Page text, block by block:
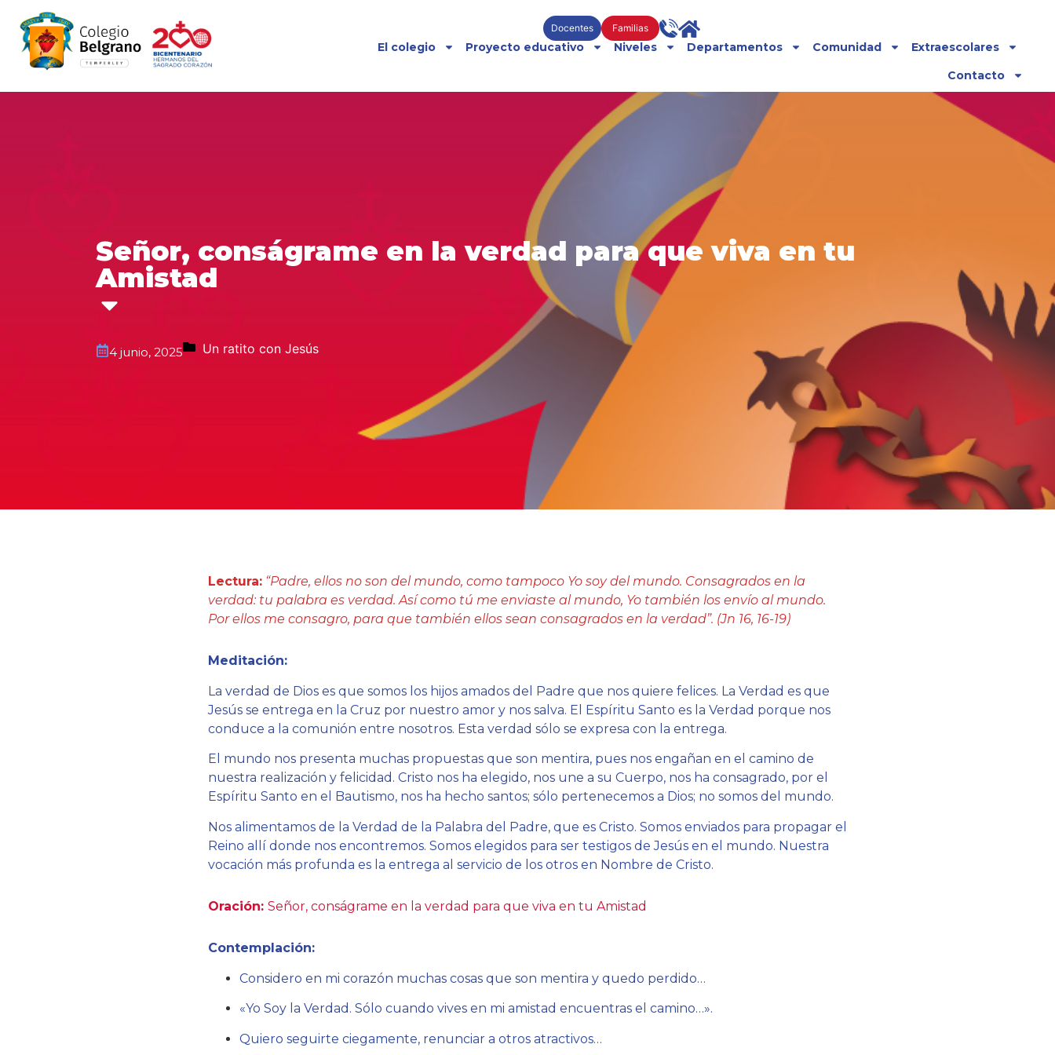
Docentes Familias
El colegio Proyecto educativo Niveles Departamentos Comunidad
Extraescolares
Contacto
Señor, conságrame en la verdad para que viva en tu
Amistad
4 junio, 2025 Un ratito con Jesús
Lectura: “Padre, ellos no son del mundo, como tampoco Yo soy del mundo. Consagrados en la
verdad: tu palabra es verdad. Así como tú me enviaste al mundo, Yo también los envío al mundo.
Por ellos me consagro, para que también ellos sean consagrados en la verdad”. (Jn 16, 16-19)
Meditación:
La verdad de Dios es que somos los hijos amados del Padre que nos quiere felices. La Verdad es que
Jesús se entrega en la Cruz por nuestro amor y nos salva. El Espíritu Santo es la Verdad porque nos
conduce a la comunión entre nosotros. Esta verdad sólo se expresa con la entrega.
El mundo nos presenta muchas propuestas que son mentira, pues nos engañan en el camino de
nuestra realización y felicidad. Cristo nos ha elegido, nos une a su Cuerpo, nos ha consagrado, por el
Espíritu Santo en el Bautismo, nos ha hecho santos; sólo pertenecemos a Dios; no somos del mundo.
Nos alimentamos de la Verdad de la Palabra del Padre, que es Cristo. Somos enviados para propagar el
Reino allí donde nos encontremos. Somos elegidos para ser testigos de Jesús en el mundo. Nuestra
vocación más profunda es la entrega al servicio de los otros en Nombre de Cristo.
Oración: Señor, conságrame en la verdad para que viva en tu Amistad
Contemplación:
Considero en mi corazón muchas cosas que son mentira y quedo perdido…
«Yo Soy la Verdad. Sólo cuando vives en mi amistad encuentras el camino…».
Quiero seguirte ciegamente, renunciar a otros atractivos…